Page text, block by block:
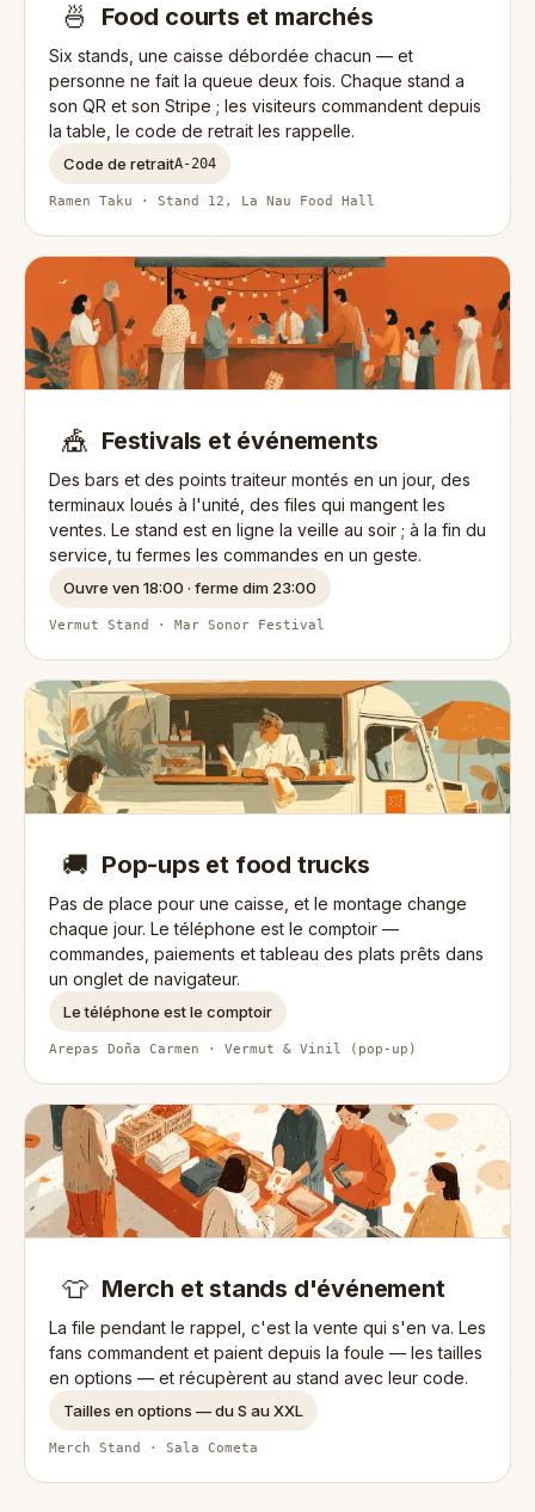
🍜 Food courts et marchés
Six stands, une caisse débordée chacun — et
personne ne fait la queue deux fois. Chaque stand a
son QR et son Stripe ; les visiteurs commandent depuis
la table, le code de retrait les rappelle.
Code de retraitA-204
Ramen Taku · Stand 12, La Nau Food Hall
🎪 Festivals et événements
Des bars et des points traiteur montés en un jour, des
terminaux loués à l'unité, des files qui mangent les
ventes. Le stand est en ligne la veille au soir ; à la fin du
service, tu fermes les commandes en un geste.
Ouvre ven 18:00 · ferme dim 23:00
Vermut Stand · Mar Sonor Festival
🚚 Pop-ups et food trucks
Pas de place pour une caisse, et le montage change
chaque jour. Le téléphone est le comptoir —
commandes, paiements et tableau des plats prêts dans
un onglet de navigateur.
Le téléphone est le comptoir
Arepas Doña Carmen · Vermut & Vinil (pop-up)
👕 Merch et stands d'événement
La file pendant le rappel, c'est la vente qui s'en va. Les
fans commandent et paient depuis la foule — les tailles
en options — et récupèrent au stand avec leur code.
Tailles en options — du S au XXL
Merch Stand · Sala Cometa